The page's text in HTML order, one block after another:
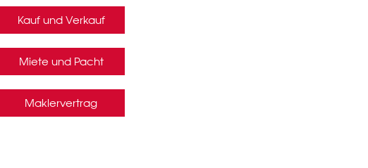
Kauf und Verkauf
Miete und Pacht
Maklervertrag